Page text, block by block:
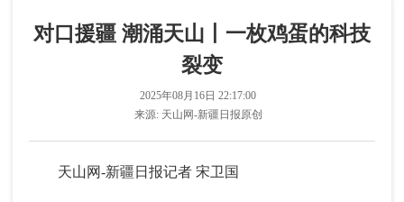
对口援疆 潮涌天山丨一枚鸡蛋的科技
裂变
2025年08月16日 22:17:00
来源: 天山网-新疆日报原创
天山网-新疆日报记者 宋卫国